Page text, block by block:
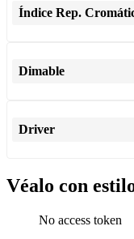
Índice Rep.
Dimable
Driver
Véalo con
No access token